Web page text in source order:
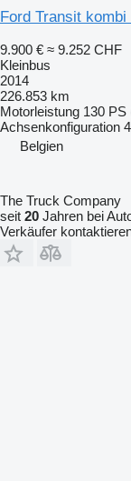
Ford Transit
9.900 € ≈ 9.252 CHF
Kleinbus
2014
226.853 km
Motorleistung 130 PS
Achsenkonfiguration
Belgien
The Truck Company
seit 20 Jahren bei
Verkäufer